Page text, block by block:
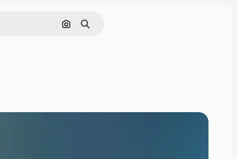
Pesquisar por imagem
Buscar